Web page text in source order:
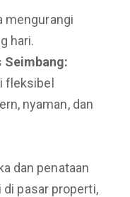
mengurangi
hari.
Seimbang:
fleksibel
nyaman, dan
dan penataan
pasar properti,